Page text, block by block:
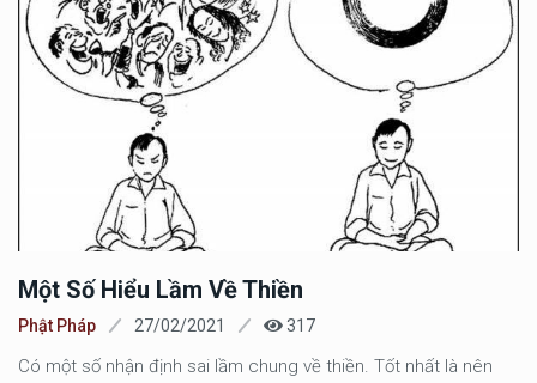
Một Số Hiểu Lầm Về Thiền
Phật Pháp 27/02/2021 317
Có một số nhận định sai lầm chung về thiền. Tốt nhất là nên